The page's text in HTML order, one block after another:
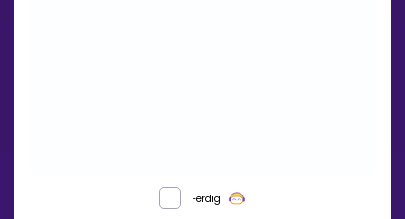
Ferdig